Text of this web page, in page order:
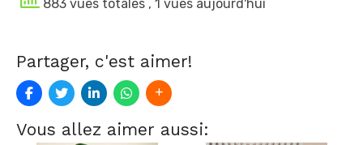
Partager, c'est aimer!
Vous allez aimer aussi: